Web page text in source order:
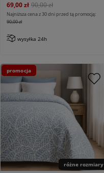
69,00 zł 90,00 zł
Najniższa cena z 30 dni przed tą promocją:
90,00 zł
wysyłka 24h
różne rozmiary
promocja